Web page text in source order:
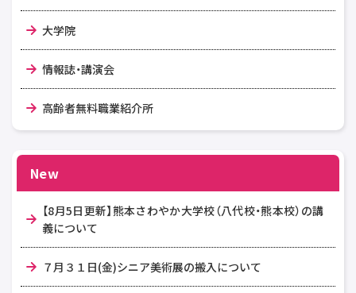
大学院
情報誌・講演会
高齢者無料職業紹介所
New
【8月5日更新】熊本さわやか大学校（八代校・熊本校）の講
義について
７月３１日(金)シニア美術展の搬入について